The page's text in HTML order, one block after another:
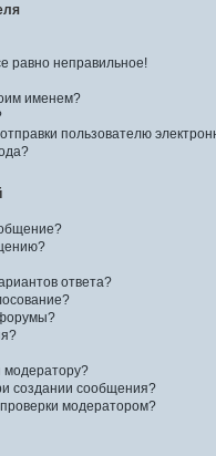
равно неправильное!
именем?
пользователю
ответа?
модератору?
создании сообщения?
модератором?